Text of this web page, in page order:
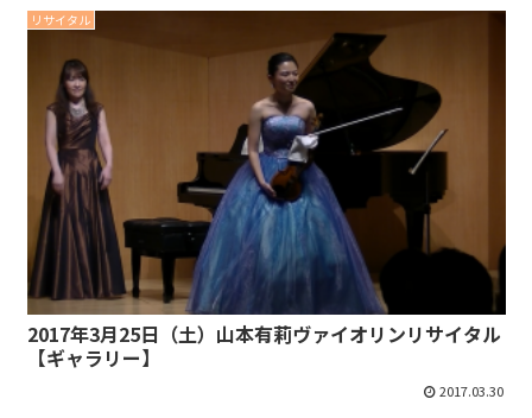
リサイタル
2017年3月25日（土）山本有莉ヴァイオリンリサイタル
【ギャラリー】
2017.03.30